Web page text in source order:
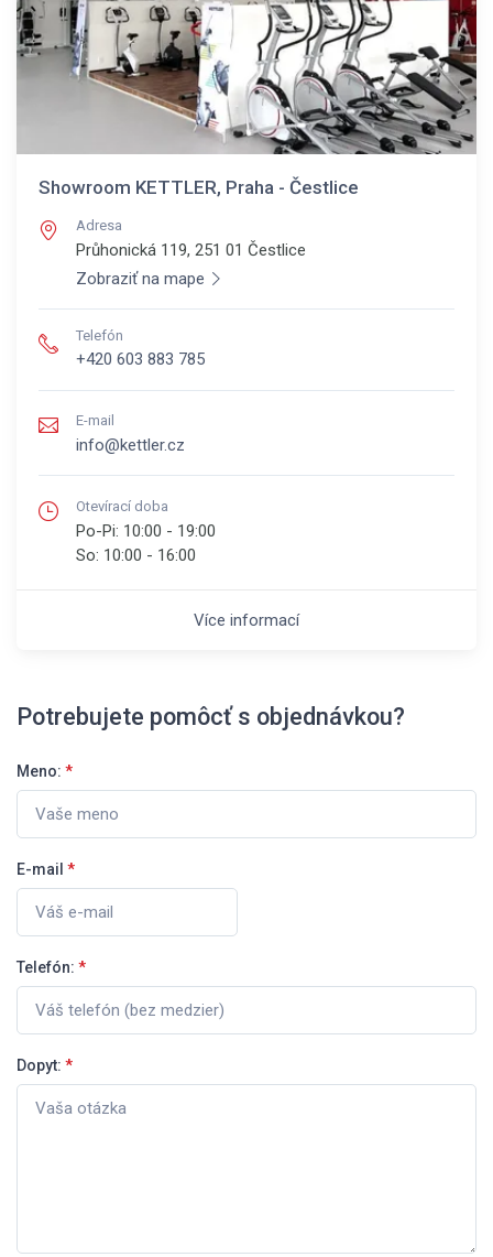
Showroom KETTLER, Praha - Čestlice
Adresa
Průhonická 119, 251 01 Čestlice
Zobraziť na mape
Telefón
+420 603 883 785
E-mail
info@kettler.cz
Otevírací doba
Po-Pi: 10:00 - 19:00
So: 10:00 - 16:00
Více informací
Potrebujete pomôcť s objednávkou?
Meno: *
E-mail *
Telefón: *
Dopyt: *